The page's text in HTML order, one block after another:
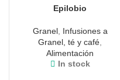
€ 9,05
Epilobio
Granel, Infusiones a
Granel, té y café
Alimentación
In stock